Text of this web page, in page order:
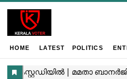
HOME LATEST POLITICS